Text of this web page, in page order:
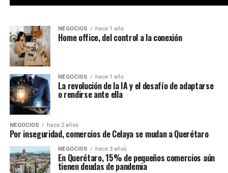
NEGOCIOS hace 1 año
Home office, del control a la conexión
NEGOCIOS hace 1 año
La revolución de la IA y el desafío de adaptarse
o rendirse ante ella
NEGOCIOS hace 2 años
Por inseguridad, comercios de Celaya se mudan a Querétaro
NEGOCIOS hace 3 años
En Querétaro, 15% de pequeños comercios aún
tienen deudas de pandemia